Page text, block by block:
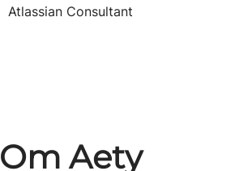
Atlassian Consultant
Om Aety